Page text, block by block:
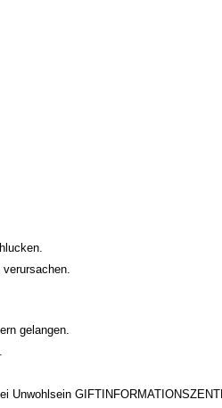
verursachen.
gelangen.
Unwohlsein